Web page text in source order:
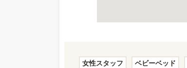
女性スタッフ ベビーベッド